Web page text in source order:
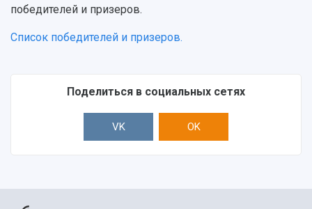
победителей и призеров.
Список победителей и призеров.
Поделиться в социальных сетях
VK OK